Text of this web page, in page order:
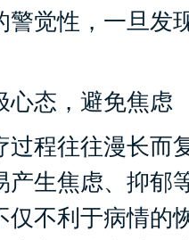
警觉性，一旦发
态，避免焦虑
程往往漫长而
产生焦虑、抑郁
仅不利于病情的